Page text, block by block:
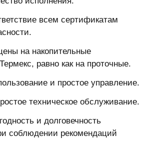
всем сертификатам
на накопительные
равно как на проточные.
и простое управление.
техническое обслуживание.
и долговечность
соблюдении рекомендаций